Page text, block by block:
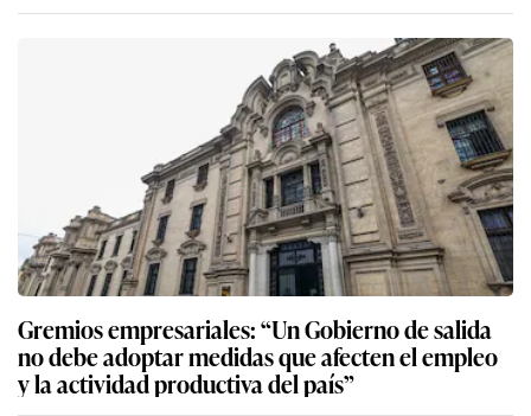
Gremios empresariales: “Un Gobierno de salida
no debe adoptar medidas que afecten el empleo
y la actividad productiva del país”